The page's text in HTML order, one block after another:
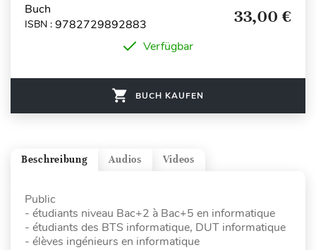
Buch
ISBN : 9782729892883 33,00 €
Verfügbar
BUCH KAUFEN
Videos
Audios
Beschreibung
Public
- étudiants niveau Bac+2 à Bac+5 en informatique
- étudiants des BTS informatique, DUT informatique
- élèves ingénieurs en informatique